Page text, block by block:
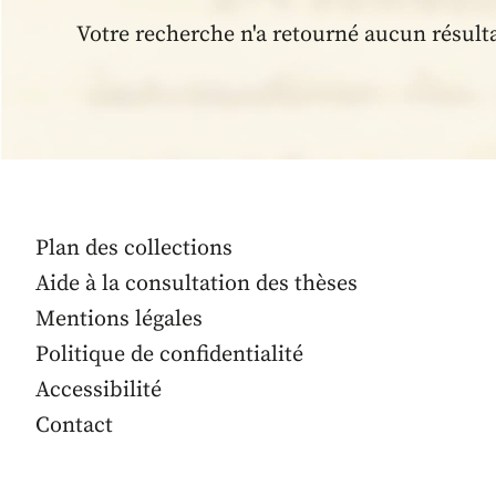
Votre recherche n'a retourné aucun
Plan des collections
Aide à la consultation des thèses
Mentions légales
Politique de confidentialité
Accessibilité
Contact